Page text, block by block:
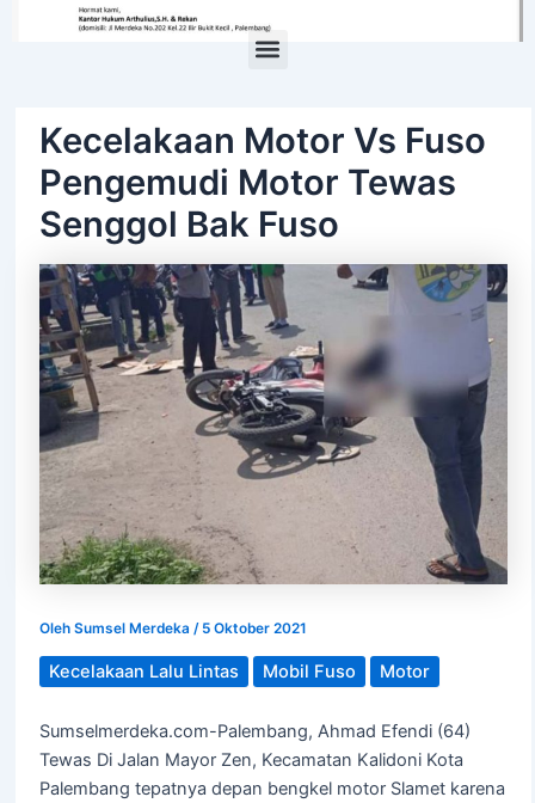
Kecelakaan Motor Vs Fuso
Pengemudi Motor Tewas
Senggol Bak Fuso
Oleh Sumsel Merdeka / 5 Oktober 2021
Kecelakaan Lalu Lintas Mobil Fuso Motor
Sumselmerdeka.com-Palembang, Ahmad Efendi (64)
Tewas Di Jalan Mayor Zen, Kecamatan Kalidoni Kota
Palembang tepatnya depan bengkel motor Slamet karena